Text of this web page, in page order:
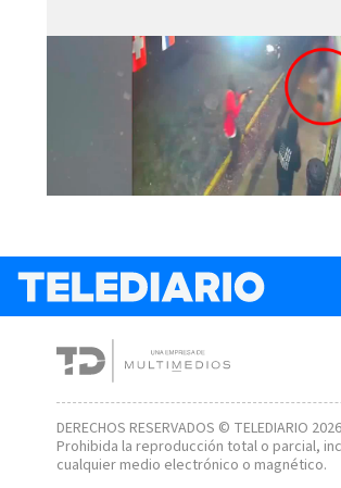
DERECHOS RESERVADOS © TELEDIARIO 2026
Prohibida la reproducción total o parcial,
cualquier medio electrónico o magnético.